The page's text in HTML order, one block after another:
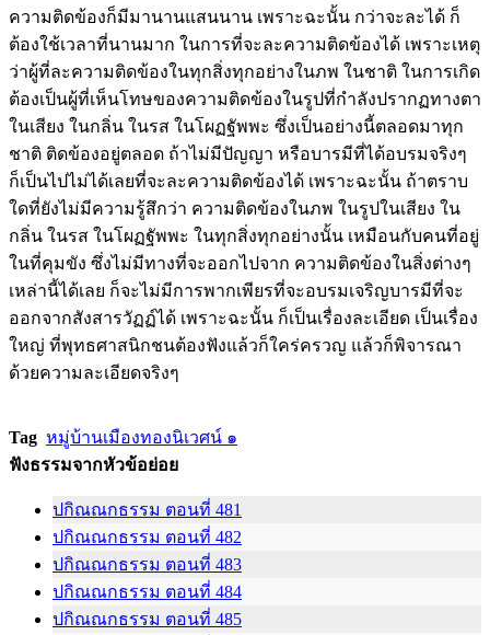
ความติดข้องก็มีมานานแสนนาน เพราะฉะนั้น กว่าจะละได้ ก็
ต้องใช้เวลาที่นานมาก ในการที่จะละความติดข้องได้ เพราะเหตุ
ว่าผู้ที่ละความติดข้องในทุกสิ่งทุกอย่างในภพ ในชาติ ในการเกิด
ต้องเป็นผู้ที่เห็นโทษของความติดข้องในรูปที่กำลังปรากฏทางตา
ในเสียง ในกลิ่น ในรส ในโผฏฐัพพะ ซึ่งเป็นอย่างนี้ตลอดมาทุก
ชาติ ติดข้องอยู่ตลอด ถ้าไม่มีปัญญา หรือบารมีที่ได้อบรมจริงๆ
ก็เป็นไปไม่ได้เลยที่จะละความติดข้องได้ เพราะฉะนั้น ถ้าตราบ
ใดที่ยังไม่มีความรู้สึกว่า ความติดข้องในภพ ในรูปในเสียง ใน
กลิ่น ในรส ในโผฏฐัพพะ ในทุกสิ่งทุกอย่างนั้น เหมือนกับคนที่อยู่
ในที่คุมขัง ซึ่งไม่มีทางที่จะออกไปจาก ความติดข้องในสิ่งต่างๆ
เหล่านี้ได้เลย ก็จะไม่มีการพากเพียรที่จะอบรมเจริญบารมีที่จะ
ออกจากสังสารวัฏฏ์ได้ เพราะฉะนั้น ก็เป็นเรื่องละเอียด เป็นเรื่อง
ใหญ่ ที่พุทธศาสนิกชนต้องฟังแล้วก็ใคร่ครวญ แล้วก็พิจารณา
ด้วยความละเอียดจริงๆ
Tag หมู่บ้านเมืองทองนิเวศน์ ๑
ฟังธรรมจากหัวข้อย่อย
ปกิณณกธรรม ตอนที่ 481
ปกิณณกธรรม ตอนที่ 482
ปกิณณกธรรม ตอนที่ 483
ปกิณณกธรรม ตอนที่ 484
ปกิณณกธรรม ตอนที่ 485